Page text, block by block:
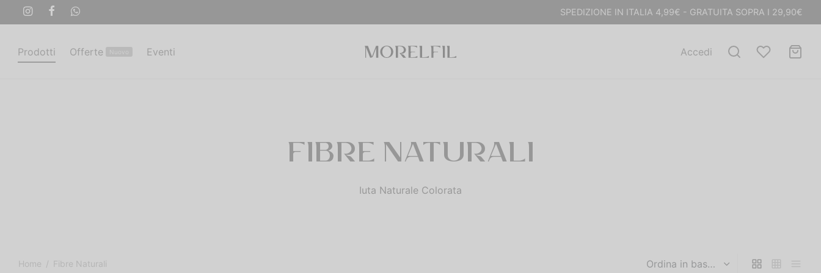
SPEDIZIONE IN ITALIA 4,99€ - GRATUITA SOPRA I 29,90€
Prodotti Offerte Eventi Accedi
FIBRE NATURALI
Iuta Naturale Colorata
Home / Fibre Naturali